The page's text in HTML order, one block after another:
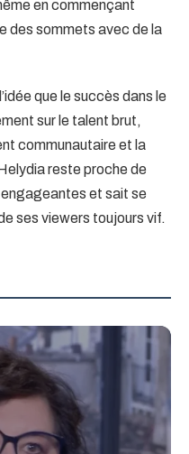
en commençant
des sommets avec de la
que le succès dans le
sur le talent brut,
communautaire et la
reste proche de
et sait se
ses viewers toujours vif.